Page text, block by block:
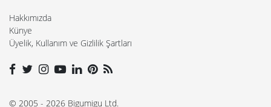
Hakkımızda
Künye
Üyelik, Kullanım ve Gizlilik Şartları
© 2005 - 2026 Bigumigu Ltd.